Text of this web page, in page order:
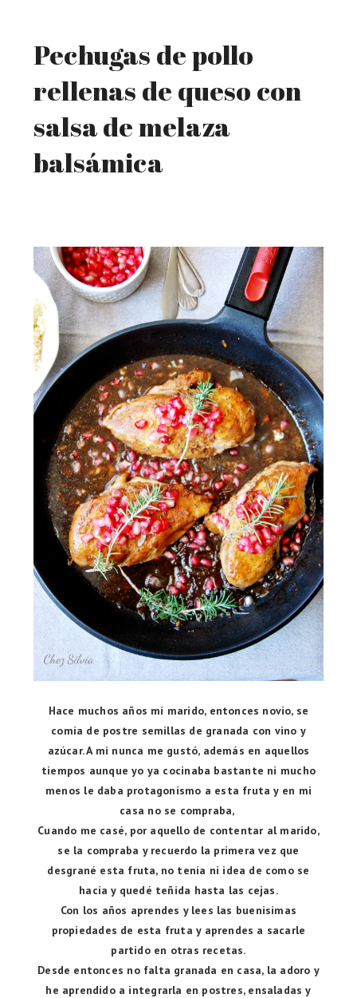
Pechugas de pollo
rellenas de queso con
salsa de melaza
balsámica
Hace muchos años mi marido, entonces novio, se
comía de postre semillas de granada con vino y
azúcar. A mi nunca me gustó, además en aquellos
tiempos aunque yo ya cocinaba bastante ni mucho
menos le daba protagonismo a esta fruta y en mi
casa no se compraba,
Cuando me casé, por aquello de contentar al marido,
se la compraba y recuerdo la primera vez que
desgrané esta fruta, no tenía ni idea de como se
hacía y quedé teñida hasta las cejas.
Con los años aprendes y lees las buenisimas
propiedades de esta fruta y aprendes a sacarle
partido en otras recetas.
Desde entonces no falta granada en casa, la adoro y
he aprendido a integrarla en postres, ensaladas y